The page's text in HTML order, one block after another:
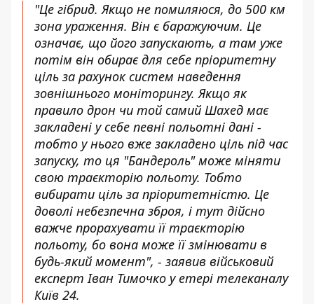
"Це гібрид. Якщо не помиляюся, до 500 км
зона ураження. Він є баражуючим. Це
означає, що його запускають, а там уже
потім він обирає для себе пріоритетну
ціль за рахунок систем наведення
зовнішнього моніторингу. Якщо як
правило дрон чи той самий Шахед має
закладені у себе певні польотні дані -
тобто у нього вже закладено ціль під час
запуску, то ця "Бандероль" може міняти
свою траєкторію польоту. Тобто
вибирати ціль за пріоритетністю. Це
доволі небезпечна зброя, і тут дійсно
важче прорахувати її траєкторію
польоту, бо вона може її змінювати в
будь-який момент", - заявив військовий
експерт Іван Тимочко у етері телеканалу
Київ 24.